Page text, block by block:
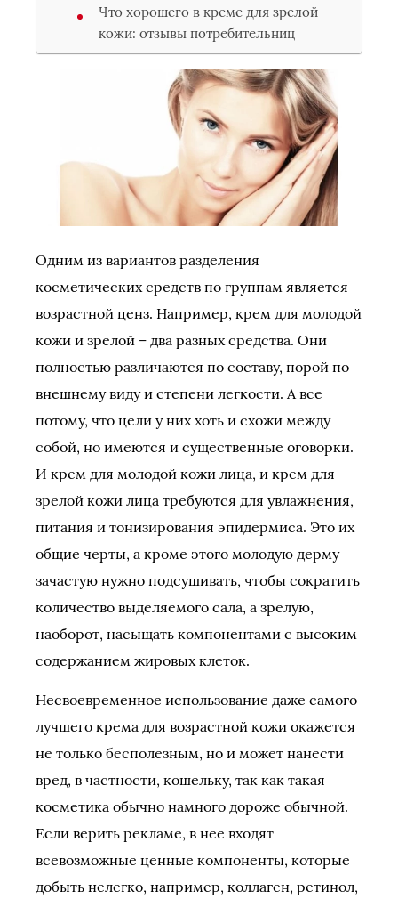
Что хорошего в креме для зрелой
кожи: отзывы потребительниц
Одним из вариантов разделения
косметических средств по группам является
возрастной ценз. Например, крем для молодой
кожи и зрелой – два разных средства. Они
полностью различаются по составу, порой по
внешнему виду и степени легкости. А все
потому, что цели у них хоть и схожи между
собой, но имеются и существенные оговорки.
И крем для молодой кожи лица, и крем для
зрелой кожи лица требуются для увлажнения,
питания и тонизирования эпидермиса. Это их
общие черты, а кроме этого молодую дерму
зачастую нужно подсушивать, чтобы сократить
количество выделяемого сала, а зрелую,
наоборот, насыщать компонентами с высоким
содержанием жировых клеток.
Несвоевременное использование даже самого
лучшего крема для возрастной кожи окажется
не только бесполезным, но и может нанести
вред, в частности, кошельку, так как такая
косметика обычно намного дороже обычной.
Если верить рекламе, в нее входят
всевозможные ценные компоненты, которые
добыть нелегко, например, коллаген, ретинол,